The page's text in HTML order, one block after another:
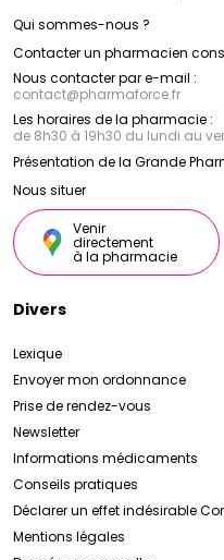
Qui sommes-nous ?
Contacter un pharmacien
Nous contacter par e-mail :
contact@pharmaforce.fr
Les horaires de la pharmacie :
de 8h30 à 19h30 du lundi au
Présentation de la Grande
Nous situer
Venir
directement
à la pharmacie
Divers
Lexique
Envoyer mon ordonnance
Prise de rendez-vous
Newsletter
Informations médicaments
Conseils pratiques
Déclarer un effet indésirable
Mentions légales